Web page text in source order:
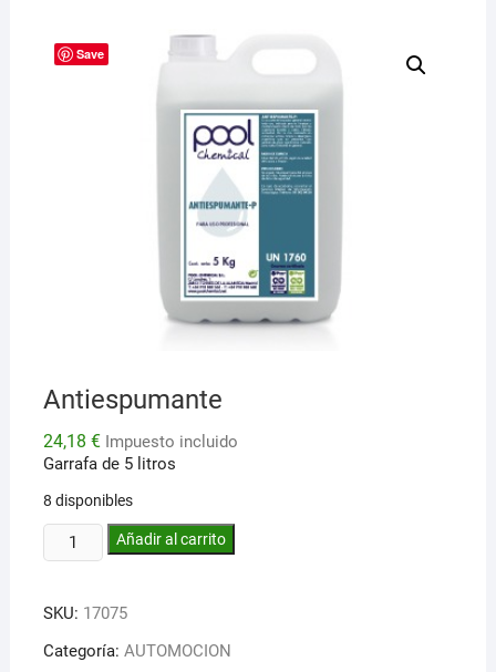
Save
Antiespumante
24,18 € Impuesto incluido
Garrafa de 5 litros
8 disponibles
Antiespumante
cantidad
Añadir al carrito
SKU: 17075
Categoría: AUTOMOCION